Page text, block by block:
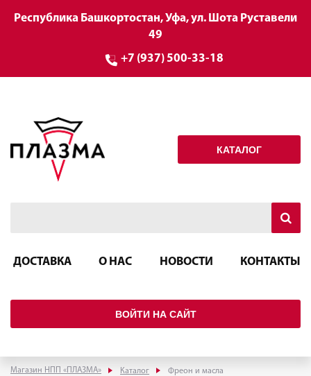
Республика Башкортостан, Уфа, ул. Шота Руставели
49
+7 (937) 500-33-18
КАТАЛОГ
ДОСТАВКА О НАС НОВОСТИ КОНТАКТЫ
ВОЙТИ НА САЙТ
Магазин НПП «ПЛАЗМА» Каталог Фреон и масла